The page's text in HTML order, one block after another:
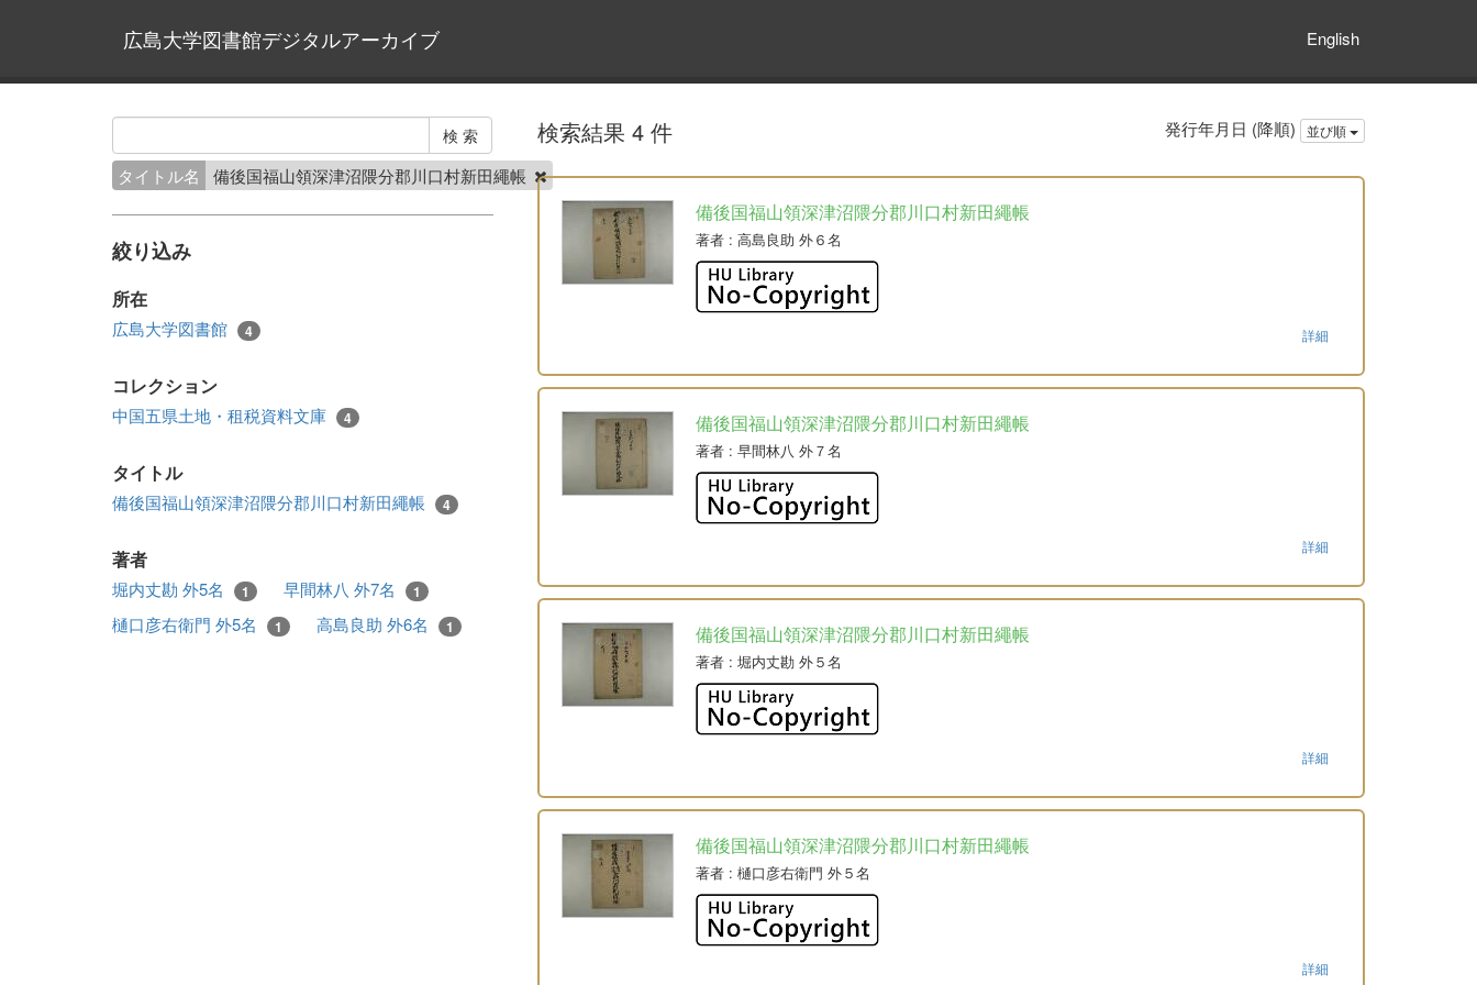
広島大学図書館デジタルアーカイブ English
タイトル名 備後国福山領深津沼隈分郡川口村新田繩帳
絞り込み
所在
広島大学図書館 4
コレクション
中国五県土地・租税資料文庫 4
タイトル
備後国福山領深津沼隈分郡川口村新田繩帳 4
著者
堀内丈勘 外5名 1 早間林八 外7名 1
樋口彦右衛門 外5名 1 高島良助 外6名 1
検索結果 4 件 発行年月日 (降順) 並び順
備後国福山領深津沼隈分郡川口村新田繩帳
著者: 高島良助 外６名
詳細
備後国福山領深津沼隈分郡川口村新田繩帳
著者: 早間林八 外７名
詳細
備後国福山領深津沼隈分郡川口村新田繩帳
著者: 堀内丈勘 外５名
詳細
備後国福山領深津沼隈分郡川口村新田繩帳
著者: 樋口彦右衛門 外５名
詳細